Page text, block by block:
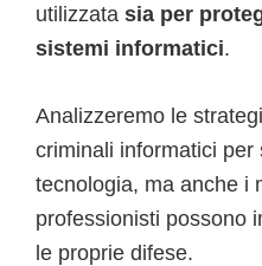
utilizzata sia per
sistemi informatici.
Analizzeremo le
criminali informatici per
tecnologia, ma anche i
professionisti possono
le proprie difese.